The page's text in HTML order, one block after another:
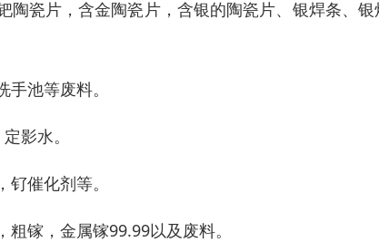
陶瓷片，含金陶瓷片，含银的陶瓷片、银焊条、
池等废料。
影水。
催化剂等。
镓，金属镓99.99以及废料。